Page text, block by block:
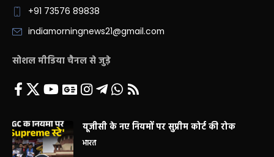
+91 73576 89838
indiamorningnews21@gmail.com
सोशल मीडिया चैनल से जुड़े
यूजीसी के नए नियमों पर सुप्रीम कोर्ट की रोक
भारत